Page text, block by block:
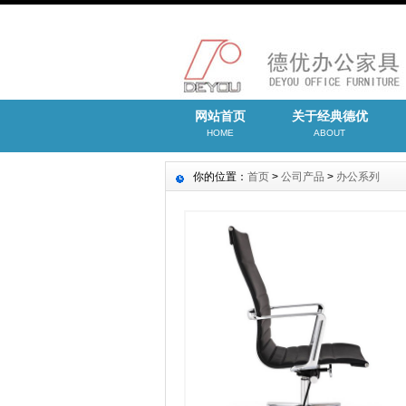
网站首页
HOME
关于经典德优
ABOUT
你的位置： 首页 > 公司产品 > 办公系列